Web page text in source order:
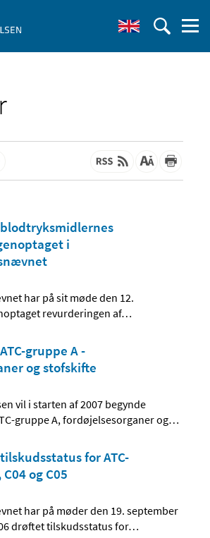
i
har på sit møde den 12.
revurderingen af…
gruppe A -
og stofskifte
vil i starten af 2007 begynde
gruppe A, fordøjelsesorganer og…
for ATC-
og C05
har på møder den 19. september
drøftet tilskudsstatus for…